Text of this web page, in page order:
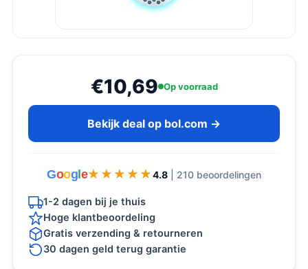
€10,69 Op voorraad
Bekijk deal op bol.com →
Goog e★★★★★
★★★★★ 4.8 | 210 beoordelingen
1-2 dagen bij je thuis
Hoge klantbeoordeling
Gratis verzending & retourneren
30 dagen geld terug garantie